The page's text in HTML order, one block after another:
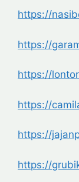
https://
https://
https://
https://
https://
https://